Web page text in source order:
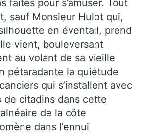
faites pour s’amuser. Tout
sauf Monsieur Hulot qui,
en éventail, prend
vient, bouleversant
au volant de sa vieille
pétaradante la quiétude
qui s’installent avec
de citadins dans cette
de la côte
dans l’ennui